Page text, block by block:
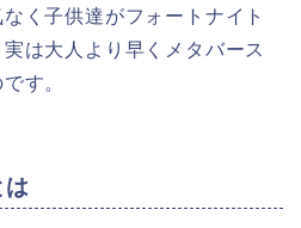
く子供達がフォートナイト
は大人より早くメタバース
す。
は